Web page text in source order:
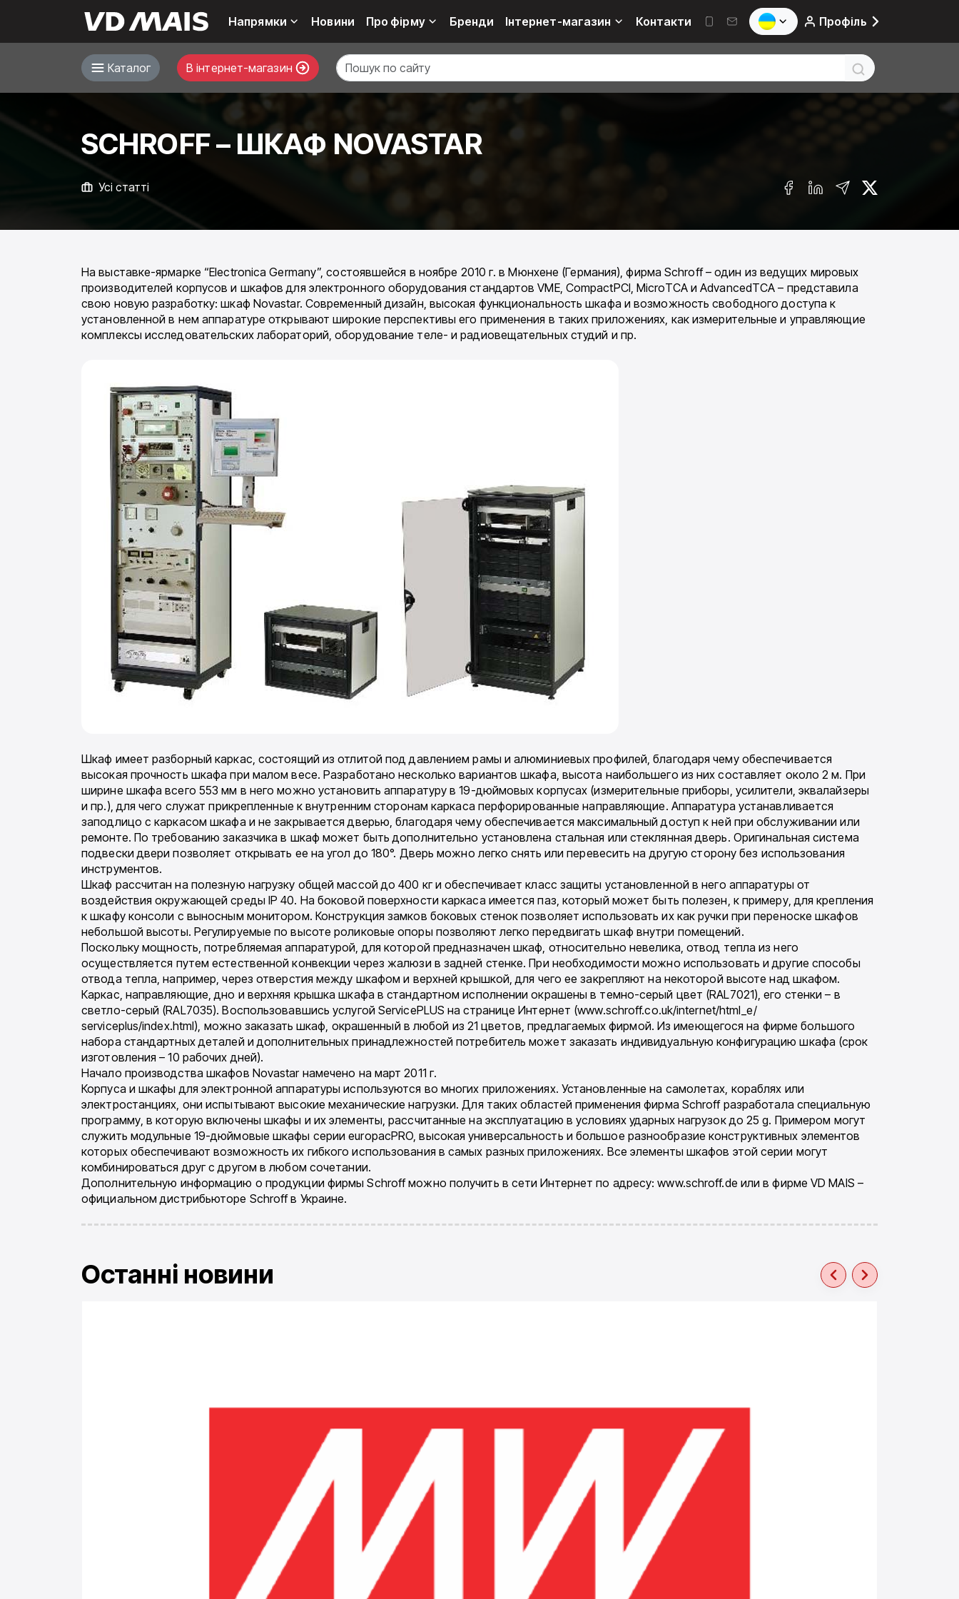
Напрямки Новини Про фірму Бренди Інтернет-магазин Контакти Профіль
Каталог В інтернет-магазин
SCHROFF – ШКАФ NOVASTAR
Усі статті
На выставке-ярмарке “Electronica Germany”, состоявшейся в ноябре 2010 г. в Мюнхене (Германия), фирма Schroff – один из ведущих мировых
производителей корпусов и шкафов для электронного оборудования стандартов VME, CompactPCI, MicroTCA и AdvancedTCA – представила
свою новую разработку: шкаф Novastar. Современный дизайн, высокая функциональность шкафа и возможность свободного доступа к
установленной в нем аппаратуре открывают широкие перспективы его применения в таких приложениях, как измерительные и управляющие
комплексы исследовательских лабораторий, оборудование теле- и радиовещательных студий и пр.
Шкаф имеет разборный каркас, состоящий из отлитой под давлением рамы и алюминиевых профилей, благодаря чему обеспечивается
высокая прочность шкафа при малом весе. Разработано несколько вариантов шкафа, высота наибольшего из них составляет около 2 м. При
ширине шкафа всего 553 мм в него можно установить аппаратуру в 19-дюймовых корпусах (измерительные приборы, усилители, эквалайзеры
и пр.), для чего служат прикрепленные к внутренним сторонам каркаса перфорированные направляющие. Аппаратура устанавливается
заподлицо с каркасом шкафа и не закрывается дверью, благодаря чему обеспечивается максимальный доступ к ней при обслуживании или
ремонте. По требованию заказчика в шкаф может быть дополнительно установлена стальная или стеклянная дверь. Оригинальная система
подвески двери позволяет открывать ее на угол до 180°. Дверь можно легко снять или перевесить на другую сторону без использования
инструментов.
Шкаф рассчитан на полезную нагрузку общей массой до 400 кг и обеспечивает класс защиты установленной в него аппаратуры от
воздействия окружающей среды IP 40. На боковой поверхности каркаса имеется паз, который может быть полезен, к примеру, для крепления
к шкафу консоли с выносным монитором. Конструкция замков боковых стенок позволяет использовать их как ручки при переноске шкафов
небольшой высоты. Регулируемые по высоте роликовые опоры позволяют легко передвигать шкаф внутри помещений.
Поскольку мощность, потребляемая аппаратурой, для которой предназначен шкаф, относительно невелика, отвод тепла из него
осуществляется путем естественной конвекции через жалюзи в задней стенке. При необходимости можно использовать и другие способы
отвода тепла, например, через отверстия между шкафом и верхней крышкой, для чего ее закрепляют на некоторой высоте над шкафом.
Каркас, направляющие, дно и верхняя крышка шкафа в стандартном исполнении окрашены в темно-серый цвет (RAL7021), его стенки – в
светло-серый (RAL7035). Воспользовавшись услугой ServicePLUS на странице Интернет (www.schroff.co.uk/internet/html_e/
serviceplus/index.html), можно заказать шкаф, окрашенный в любой из 21 цветов, предлагаемых фирмой. Из имеющегося на фирме большого
набора стандартных деталей и дополнительных принадлежностей потребитель может заказать индивидуальную конфигурацию шкафа (срок
изготовления – 10 рабочих дней).
Начало производства шкафов Novastar намечено на март 2011 г.
Корпуса и шкафы для электронной аппаратуры используются во многих приложениях. Установленные на самолетах, кораблях или
электростанциях, они испытывают высокие механические нагрузки. Для таких областей применения фирма Schroff разработала специальную
программу, в которую включены шкафы и их элементы, рассчитанные на эксплуатацию в условиях ударных нагрузок до 25 g. Примером могут
служить модульные 19-дюймовые шкафы серии europacPRO, высокая универсальность и большое разнообразие конструктивных элементов
которых обеспечивают возможность их гибкого использования в самых разных приложениях. Все элементы шкафов этой серии могут
комбинироваться друг с другом в любом сочетании.
Дополнительную информацию о продукции фирмы Schroff можно получить в сети Интернет по адресу: www.schroff.de или в фирме VD MAIS –
официальном дистрибьюторе Schroff в Украине.
Останні новини